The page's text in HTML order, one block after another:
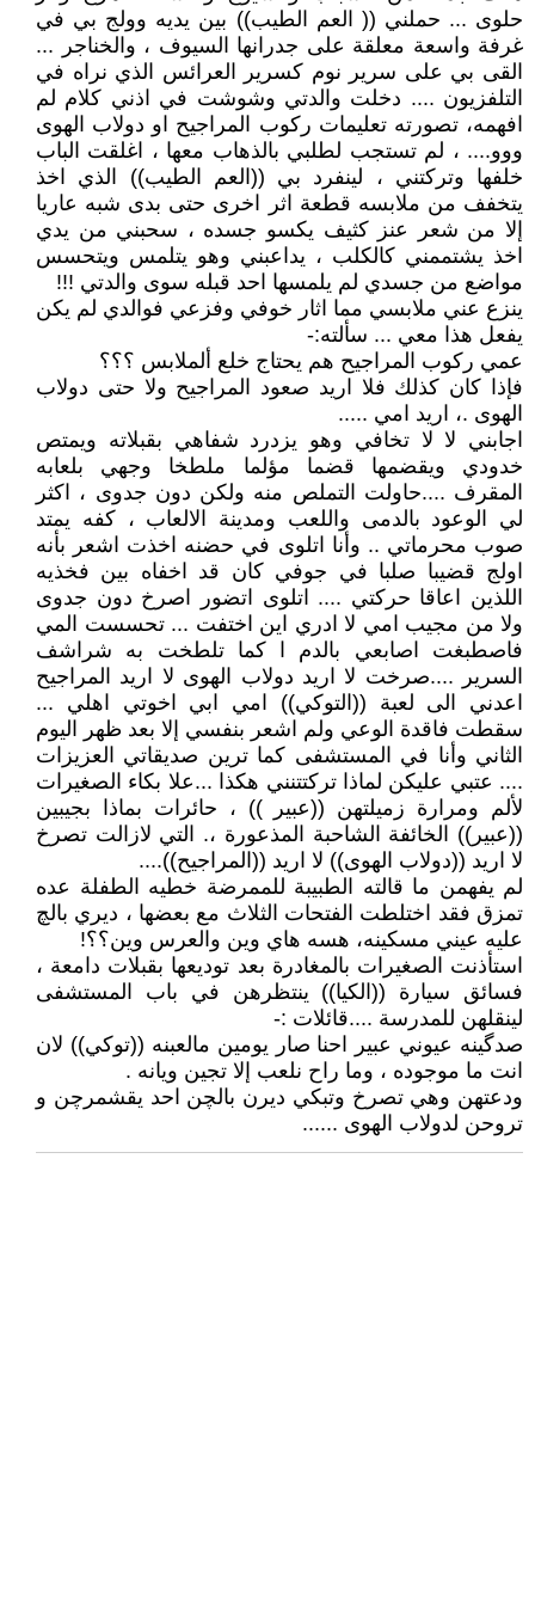
حلوى ... حملني (( العم الطيب)) بين يديه وولج بي في
غرفة واسعة معلقة على جدرانها السيوف ، والخناجر ...
القى بي على سرير نوم كسرير العرائس الذي نراه في
التلفزيون .... دخلت والدتي وشوشت في اذني كلام لم
افهمه، تصورته تعليمات ركوب المراجيح او دولاب الهوى
ووو.... ، لم تستجب لطلبي بالذهاب معها ، اغلقت الباب
خلفها وتركتني ، لينفرد بي ((العم الطيب)) الذي اخذ
يتخفف من ملابسه قطعة اثر اخرى حتى بدى شبه عاريا
إلا من شعر عنز كثيف يكسو جسده ، سحبني من يدي
اخذ يشتممني كالكلب ، يداعبني وهو يتلمس ويتحسس
مواضع من جسدي لم يلمسها احد قبله سوى والدتي !!!
ينزع عني ملابسي مما اثار خوفي وفزعي فوالدي لم يكن
يفعل هذا معي ... سألته:-
عمي ركوب المراجيح هم يحتاج خلع ألملابس ؟؟؟
فإذا كان كذلك فلا اريد صعود المراجيح ولا حتى دولاب
الهوى .، اريد امي .....
اجابني لا لا تخافي وهو يزدرد شفاهي بقبلاته ويمتص
خدودي ويقضمها قضما مؤلما ملطخا وجهي بلعابه
المقرف ....حاولت التملص منه ولكن دون جدوى ، اكثر
لي الوعود بالدمى واللعب ومدينة الالعاب ، كفه يمتد
صوب محرماتي .. وأنا اتلوى في حضنه اخذت اشعر بأنه
اولج قضيبا صلبا في جوفي كان قد اخفاه بين فخذيه
اللذين اعاقا حركتي .... اتلوى اتضور اصرخ دون جدوى
ولا من مجيب امي لا ادري اين اختفت ... تحسست المي
فاصطبغت اصابعي بالدم ا كما تلطخت به شراشف
السرير ....صرخت لا اريد دولاب الهوى لا اريد المراجيح
اعدني الى لعبة ((التوكي)) امي ابي اخوتي اهلي ...
سقطت فاقدة الوعي ولم اشعر بنفسي إلا بعد ظهر اليوم
الثاني وأنا في المستشفى كما ترين صديقاتي العزيزات
.... عتبي عليكن لماذا تركتتنني هكذا ...علا بكاء الصغيرات
لألم ومرارة زميلتهن ((عبير )) ، حائرات بماذا بجيبين
((عبير)) الخائفة الشاحبة المذعورة ،. التي لازالت تصرخ
لا اريد ((دولاب الهوى)) لا اريد ((المراجيح))....
لم يفهمن ما قالته الطبيبة للممرضة خطيه الطفلة عده
تمزق فقد اختلطت الفتحات الثلاث مع بعضها ، ديري بالچ
عليه عيني مسكينه، هسه هاي وين والعرس وين؟؟!
استأذنت الصغيرات بالمغادرة بعد توديعها بقبلات دامعة ،
فسائق سيارة ((الكيا)) ينتظرهن في باب المستشفى
لينقلهن للمدرسة ....قائلات :-
صدگينه عيوني عبير احنا صار يومين مالعبنه ((توكي)) لان
انت ما موجوده ، وما راح نلعب إلا تجين ويانه .
ودعتهن وهي تصرخ وتبكي ديرن بالچن احد يقشمرچن و
تروحن لدولاب الهوى ......